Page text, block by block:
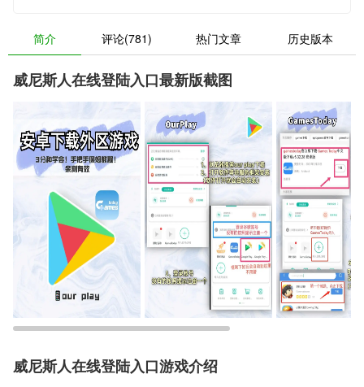
简介 评论(781) 热门文章 历史版本
威尼斯人在线登陆入口最新版截图
威尼斯人在线登陆入口游戏介绍